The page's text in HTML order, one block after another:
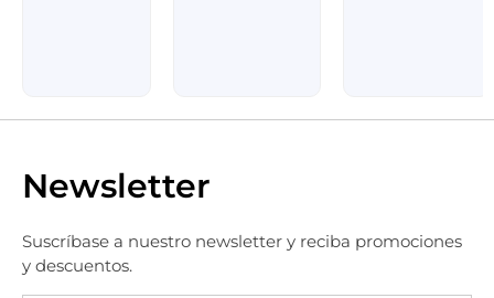
Newsletter
Suscríbase a nuestro newsletter y reciba promociones
y descuentos.